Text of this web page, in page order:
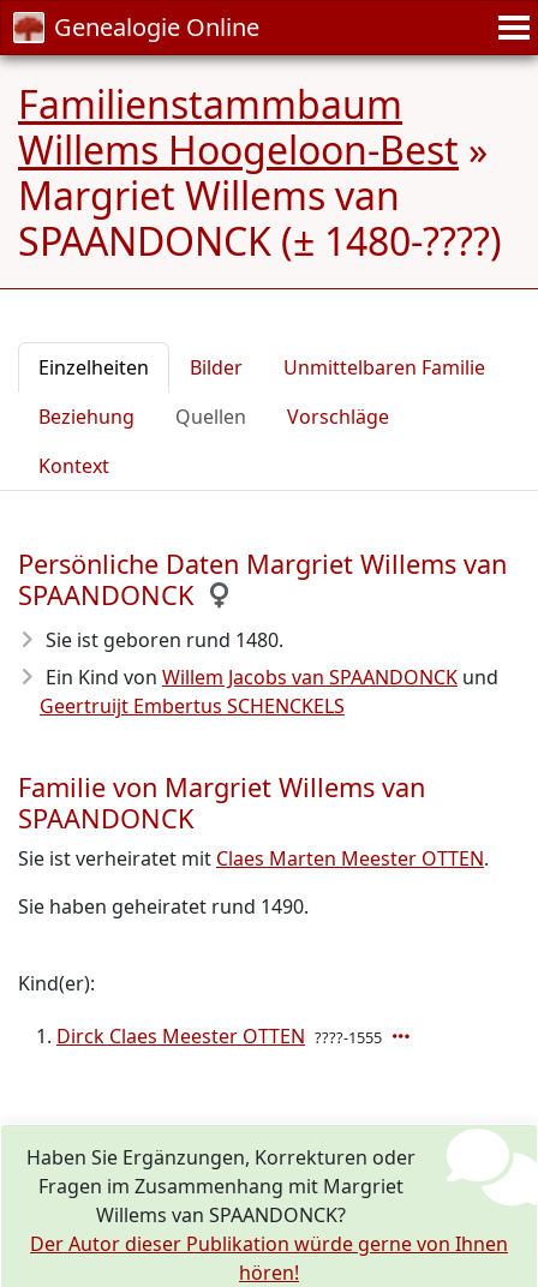
Genealogie Online
Familienstammbaum
Willems Hoogeloon-Best »
Margriet Willems van
SPAANDONCK (± 1480-????)
Einzelheiten Bilder
Unmittelbaren Familie
Beziehung
Quellen
Vorschläge
Kontext
Persönliche Daten Margriet Willems van
SPAANDONCK
Sie ist geboren rund 1480.
Ein Kind von Willem Jacobs van SPAANDONCK und
Geertruijt Embertus SCHENCKELS
Familie von Margriet Willems van
SPAANDONCK
Sie ist verheiratet mit Claes Marten Meester OTTEN.
Sie haben geheiratet rund 1490.
Kind(er):
Dirck Claes Meester OTTEN ????-1555
Haben Sie Ergänzungen, Korrekturen oder
Fragen im Zusammenhang mit Margriet
Willems van SPAANDONCK?
Der Autor dieser Publikation würde gerne von Ihnen
hören!